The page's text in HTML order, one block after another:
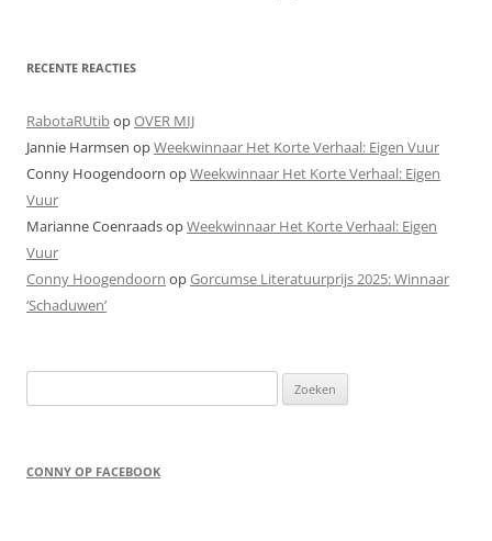
RECENTE REACTIES
RabotaRUtibopOVER MIJ
Jannie Harmsen opWeekwinnaar Het Korte Verhaal: Eigen Vuur
Conny Hoogendoorn opWeekwinnaar Het Korte Verhaal: Eigen
Vuur
Marianne CoenraadsopWeekwinnaar Het Korte Verhaal: Eigen
Vuur
Conny Hoogendoorn opGorcumse Literatuurprijs 2025: Winnaar
‘Schaduwen’
naar:
CONNY OP FACEBOOK